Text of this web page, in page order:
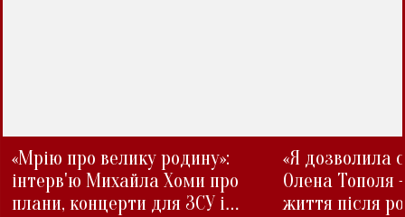
«Мрію про велику родину»:
інтерв'ю Михайла Хоми про
плани, концерти для ЗСУ і
«Я дозволила
Олена Тополя
життя після